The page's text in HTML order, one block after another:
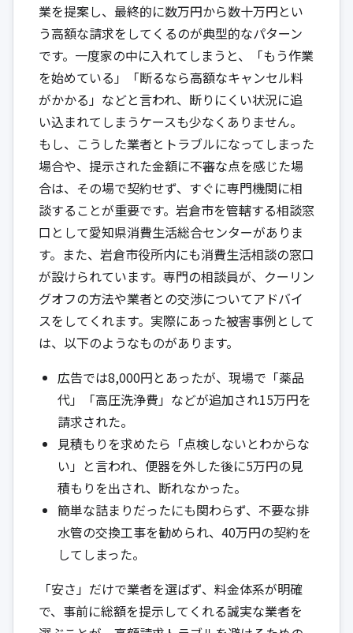
業を提案し、最終的に数万円から数十万円とい
う高額な請求をしてくるのが典型的なパターン
です。一度家の中に入れてしまうと、「もう作業
を始めている」「断るなら高額なキャンセル料
がかかる」などと言われ、断りにくい状況に追
い込まれてしまうケースも少なくありません。
もし、こうした業者とトラブルになってしまった
場合や、提示された金額に不審な点を感じた場
合は、その場で契約せず、すぐに専門機関に相
談することが重要です。岩倉市を管轄する相談窓
口として愛知県消費生活総合センターがありま
す。また、岩倉市役所内にも消費生活相談の窓口
が設けられています。専門の相談員が、クーリン
グオフの方法や業者との交渉についてアドバイ
スをしてくれます。実際にあった被害事例として
は、以下のようなものがあります。
広告では8,000円とあったが、現場で「薬品
代」「高圧洗浄費」などが追加され15万円を
請求された。
見積もりを求めたら「点検しないとわからな
い」と言われ、便器を外した後に5万円の見
積もりを出され、断れなかった。
簡単な詰まりだったにも関わらず、不要な排
水管の交換工事を勧められ、40万円の契約を
してしまった。
「安さ」だけで業者を選ばず、料金体系が明確
で、事前に総額を提示してくれる誠実な業者を